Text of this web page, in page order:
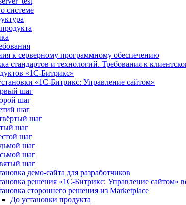
системе
к серверному программному обеспечению
стандартов и технологий. Требования к
«1С-Битрикс»
«1C-Битрикс: Управление сайтом»
шаг
шаг
шаг
шаг
шаг
шаг
шаг
шаг
шаг
демо-сайта для разработчиков
решения «1C-Битрикс: Управление сайтом»
стороннего решения из Marketplace
До установки продукта